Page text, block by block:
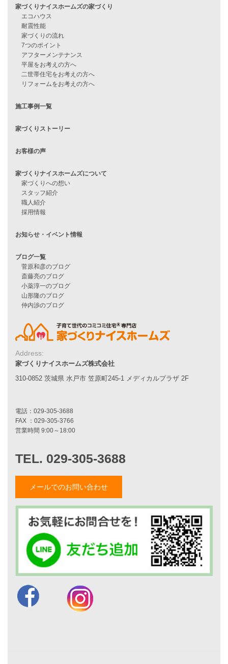
資料請求
住宅ローンに不安がある方へ
他社で無理だと言われた方へ
住宅ローンのよくある質問
月収25万円で家を建てる方法
WOOD BOX
ハピネスシリーズ
Smart2030
Sシリーズ
シンプルな平屋
エコハウス
耐震性能
7つのポイント
アフターメンテナンス
平屋をお考えの方へ
施工事例一覧
家づくりナイスホームズについて
家づくりへの想い
スタッフ紹介
採用情報
お知らせ・イベント情報
ブログ一覧
菅原和彦のブログ
Address:
家づくりナイスホームズ株式会社
310-0852 茨城県 水戸市 笠原町245-1 メディカルプラザ 2F
メールでのお問い合わせ